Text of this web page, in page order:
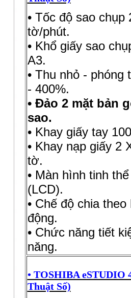
• Tốc độ sao chụp
tờ/phút.
• Khổ giấy sao
A3.
• Thu nhỏ - phóng
- 400%.
• Đảo 2 mặt bản
sao.
• Khay giấy tay
• Khay nạp giấy 2
tờ.
• Màn hình tinh
(LCD).
• Chế độ chia
động.
• Chức năng tiết
năng.
• TOSHIBA eSTUDIO
Thuật Số)